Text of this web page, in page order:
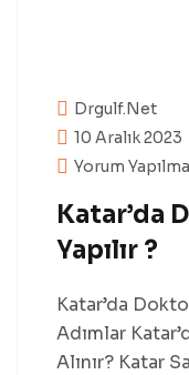
Drgulf.net
10 Aralık 2023
Yorum
Katar’da
Yapılır ?
Katar’da
Adımlar
Alınır? Katar